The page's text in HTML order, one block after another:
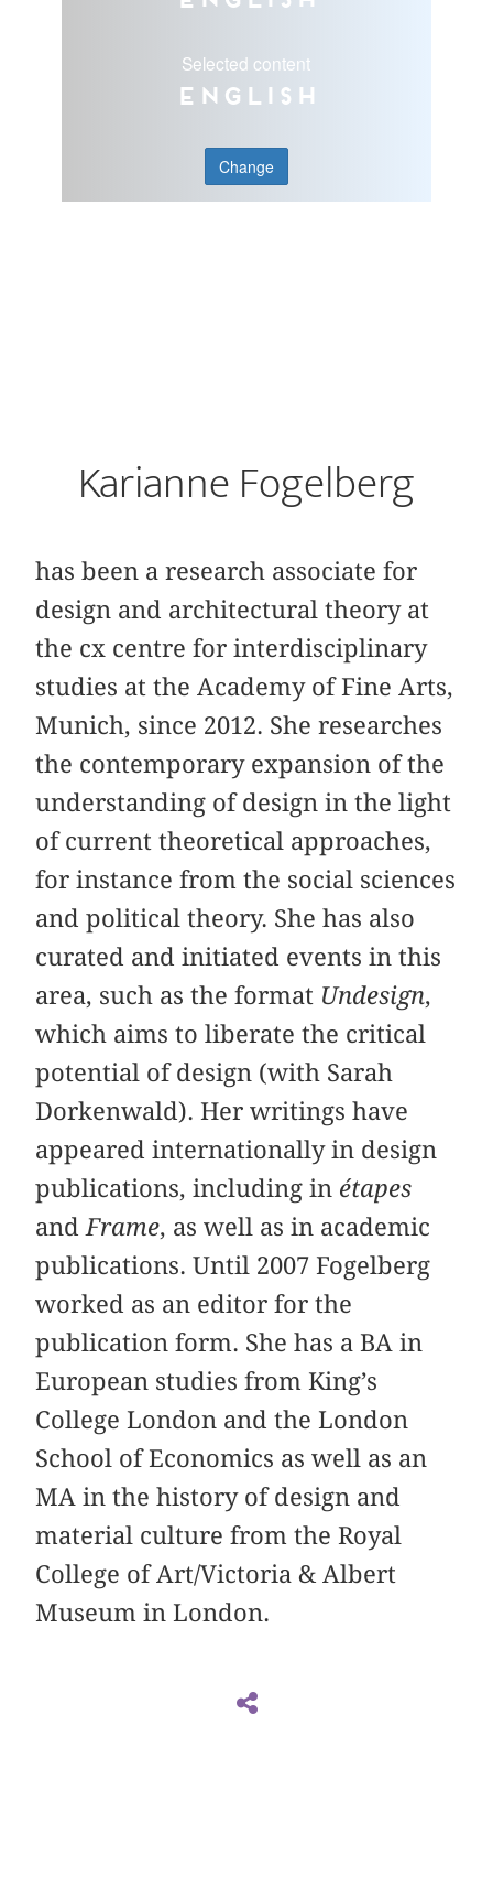
Selected content
English
Change
Karianne Fogelberg
has been a research associate for
design and architectural theory at
the cx centre for interdisciplinary
studies at the Academy of Fine Arts,
Munich, since 2012. She researches
the contemporary expansion of the
understanding of design in the light
of current theoretical approaches,
for instance from the social sciences
and political theory. She has also
curated and initiated events in this
area, such as the format Undesign,
which aims to liberate the critical
potential of design (with Sarah
Dorkenwald). Her writings have
appeared internationally in design
publications, including in étapes
and Frame, as well as in academic
publications. Until 2007 Fogelberg
worked as an editor for the
publication form. She has a BA in
European studies from King’s
College London and the London
School of Economics as well as an
MA in the history of design and
material culture from the Royal
College of Art/Victoria & Albert
Museum in London.